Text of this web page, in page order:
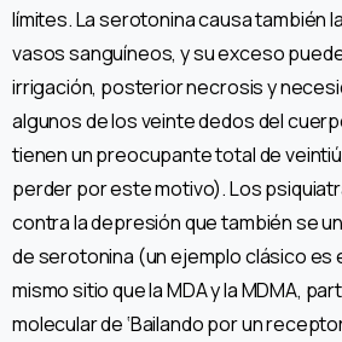
límites. La serotonina causa también
vasos sanguíneos, y su exceso
irrigación, posterior necrosis y
algunos de los veinte dedos del
tienen un preocupante total de
perder por este motivo). Los
contra la depresión que también se
de serotonina (un ejemplo clásico es
mismo sitio que la MDA y la MDMA,
molecular de ‘Bailando por un